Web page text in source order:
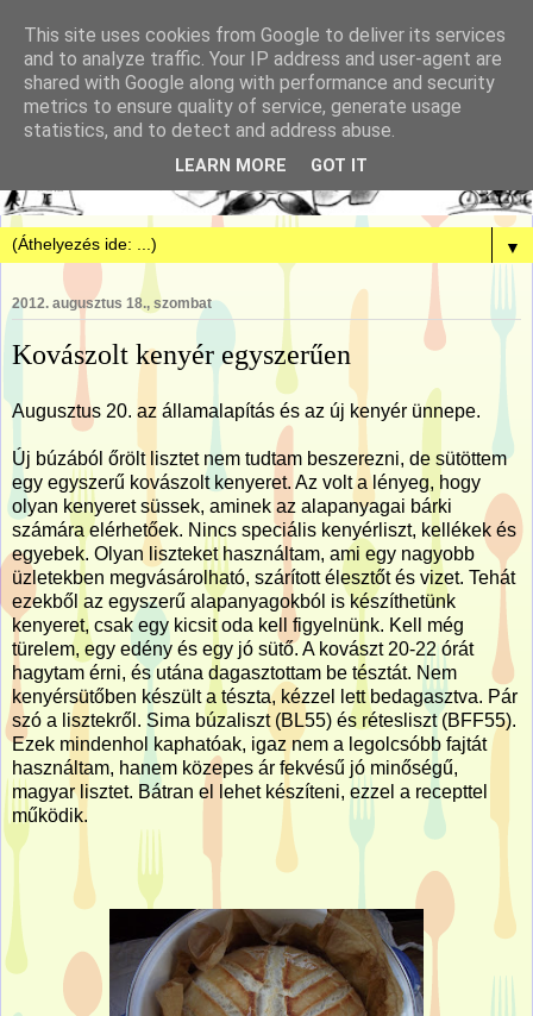
▼
2012. augusztus 18., szombat
Kovászolt kenyér egyszerűen
Augusztus 20. az államalapítás és az új kenyér ünnepe.
Új búzából őrölt lisztet nem tudtam beszerezni, de sütöttem
egy egyszerű kovászolt kenyeret. Az volt a lényeg, hogy
olyan kenyeret süssek, aminek az alapanyagai bárki
számára elérhetőek. Nincs speciális kenyérliszt, kellékek és
egyebek. Olyan liszteket használtam, ami egy nagyobb
üzletekben megvásárolható, szárított élesztőt és vizet. Tehát
ezekből az egyszerű alapanyagokból is készíthetünk
kenyeret, csak egy kicsit oda kell figyelnünk. Kell még
türelem, egy edény és egy jó sütő. A kovászt 20-22 órát
hagytam érni, és utána dagasztottam be tésztát. Nem
kenyérsütőben készült a tészta, kézzel lett bedagasztva. Pár
szó a lisztekről. Sima búzaliszt (BL55) és rétesliszt (BFF55).
Ezek mindenhol kaphatóak, igaz nem a legolcsóbb fajtát
használtam, hanem közepes ár fekvésű jó minőségű,
magyar lisztet. Bátran el lehet készíteni, ezzel a recepttel
működik.
This site uses cookies from Google to deliver its services
and to analyze traffic. Your IP address and user-agent are
shared with Google along with performance and security
metrics to ensure quality of service, generate usage
statistics, and to detect and address abuse.
LEARN MORE GOT IT